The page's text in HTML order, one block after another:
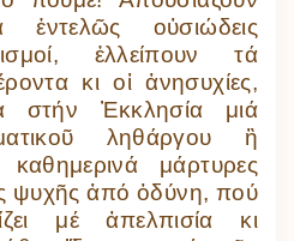
οὐσιώδεις
ἐλλείπουν τά
κι οἱ ἀνησυχίες,
στήν Ἐκκλησία μιά
ληθάργου ἢ
καθημερινά μάρτυρες
ψυχῆς ἀπό ὀδύνη, πού
μέ ἀπελπισία κι